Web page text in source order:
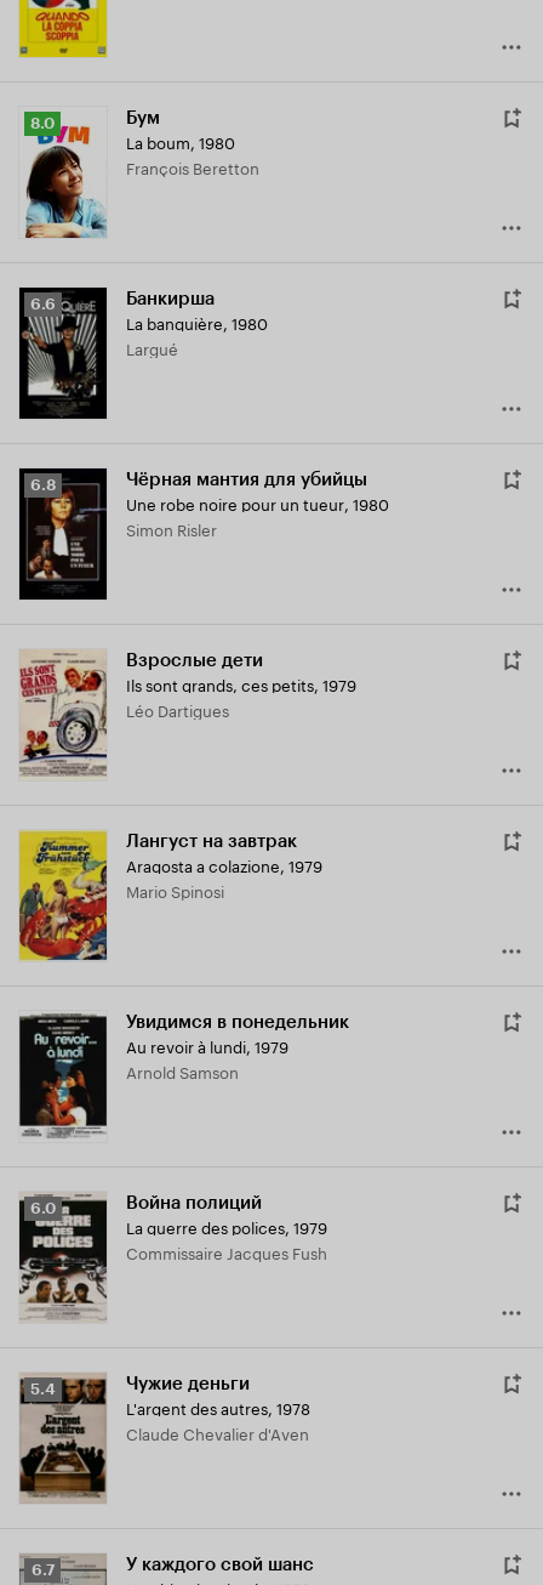
Рейтинг
Кинопоиска
8.0
8.0 Бум
La boum, 1980
François Beretton
Рейтинг
Кинопоиска
6.6
6.6 Банкирша
La banquière, 1980
Largué
Рейтинг
Кинопоиска
6.8
6.8 Чёрная мантия для убийцы
Une robe noire pour un tueur, 1980
Simon Risler
Взрослые дети
Ils sont grands, ces petits, 1979
Léo Dartigues
Лангуст на завтрак
Aragosta a colazione, 1979
Mario Spinosi
Увидимся в понедельник
Au revoir à lundi, 1979
Arnold Samson
Рейтинг
Кинопоиска
6.0
6.0 Война полиций
La guerre des polices, 1979
Commissaire Jacques Fush
Рейтинг
Кинопоиска
5.4
5.4 Чужие деньги
L'argent des autres, 1978
Claude Chevalier d'Aven
Рейтинг
6.7 У каждого свой шанс